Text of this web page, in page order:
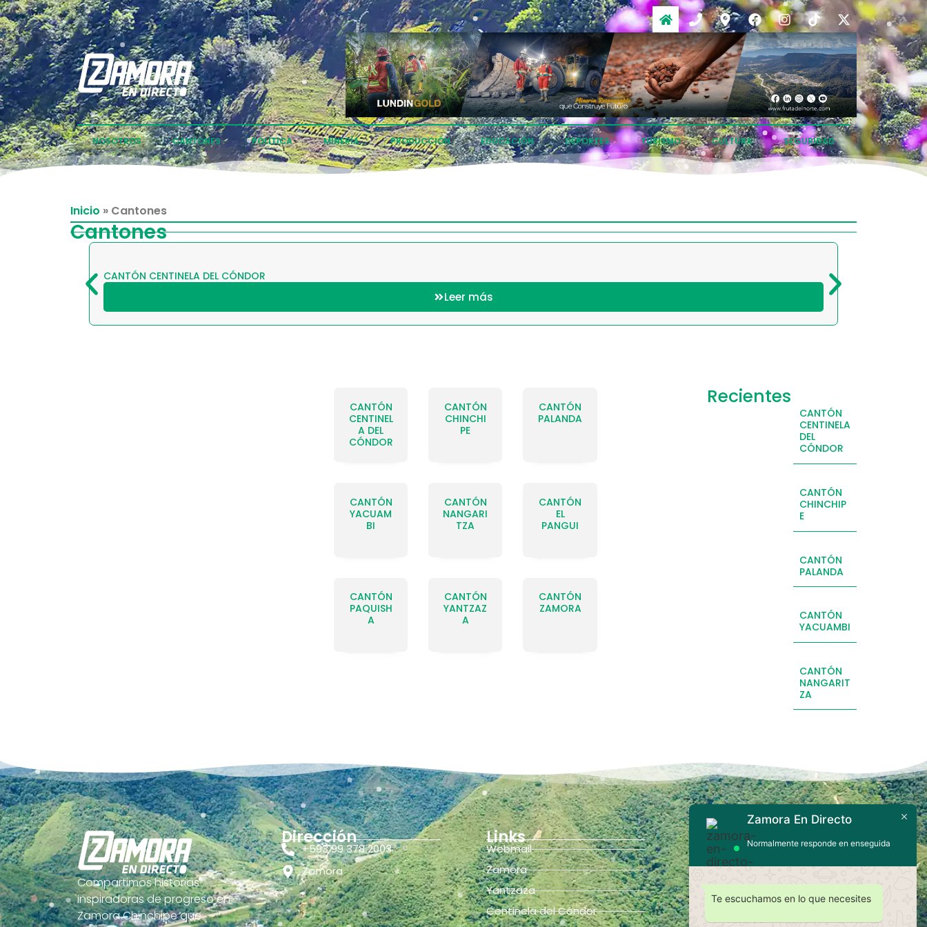
NOSOTROS CANTONES POLÍTICA MINERÍA PRODUCCIÓN EDUCACIÓN DEPORTES TURISMO CULTURA SEGURIDAD
Inicio » Cantones
Cantones
CANTÓN CENTINELA DEL CÓNDOR
Leer más
CANTÓN
CENTINEL
A DEL
CÓNDOR
CANTÓN
CHINCHI
PE
CANTÓN
PALANDA
CANTÓN
YACUAM
BI
CANTÓN
NANGARI
TZA
CANTÓN
EL
PANGUI
CANTÓN
PAQUISH
A
CANTÓN
YANTZAZ
A
CANTÓN
ZAMORA
Recientes
CANTÓN
CENTINELA
DEL
CÓNDOR
CANTÓN
CHINCHIP
E
CANTÓN
PALANDA
CANTÓN
YACUAMBI
CANTÓN
NANGARIT
ZA
Compartimos historias
inspiradoras de progreso en
Zamora Chinchipe que
Dirección
+593 99 378 2003
Zamora
Links
Webmail
Zamora
Yantzaza
Centinela del Cóndor
Contáctanos
Zamora En Directo
Normalmente responde en enseguida
Te escuchamos en lo que necesites